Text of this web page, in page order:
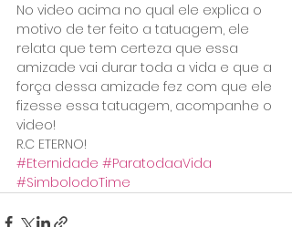
No video acima no qual ele explica o
motivo de ter feito a tatuagem, ele
relata que tem certeza que essa
amizade vai durar toda a vida e que a
força dessa amizade fez com que ele
fizesse essa tatuagem, acompanhe o
video!
R.C ETERNO!
#Eternidade #ParatodaaVida
#SimbolodoTime